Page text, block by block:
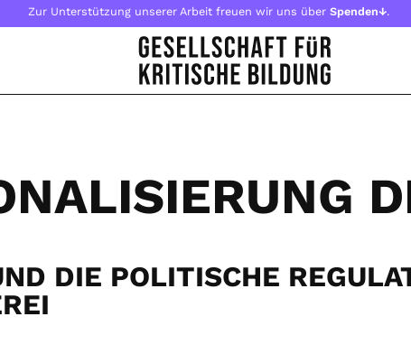
Zur Unterstützung unserer Arbeit freuen wir uns über Spenden↓.
DIE POLITISCHE